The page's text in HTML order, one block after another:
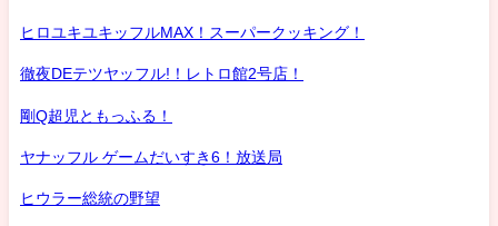
ヒロユキユキッフルMAX！スーパークッキング！
徹夜DEテツヤッフル!！レトロ館2号店！
剛Q超児ともっふる！
ヤナッフル ゲームだいすき6！放送局
ヒウラー総統の野望